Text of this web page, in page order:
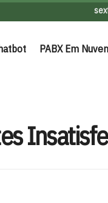
PABX Em